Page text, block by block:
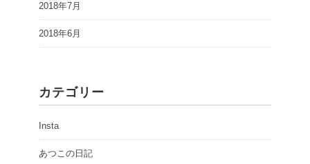
2018年7月
2018年6月
カテゴリー
Insta
あつこの日記